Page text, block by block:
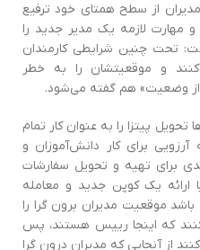
از سطح همتای خود ترفیع
مهارت لازمه یک مدیر جدید را
تحت چنین شرایطی کارمندان
و موقعیتشان را به خطر
از وضعیت» هم گفته می‌شود‌.
پیتزا را به عنوان کار تمام
برای كار دانش‌آموزان و
برای تهیه و تحویل سفارشات
ارائه یک کوپن جدید و معامله
موقعیت مدیران برون گرا را
که‌ اينجا رییس هستند‌، پس
از آنجایی که مدیران درون گرا